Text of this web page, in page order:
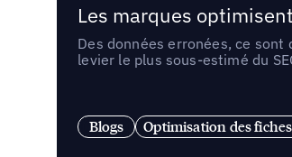
Les marques
Des données erronées, ce
levier le plus sous-estimé du
Blogs Optimisation des